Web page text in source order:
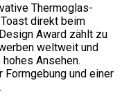
Thermoglas-
direkt beim
Award zählt zu
weltweit und
Ansehen.
und einer